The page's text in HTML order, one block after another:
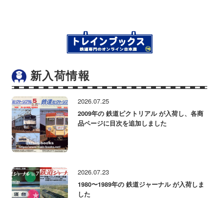
新入荷情報
2026.07.25
2009年の 鉄道ピクトリアル が入荷し、各商
品ページに目次を追加しました
2026.07.23
1980〜1989年の 鉄道ジャーナル が入荷しま
した